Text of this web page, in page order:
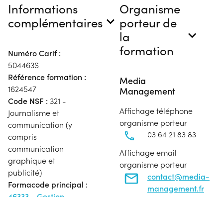
Informations
complémentaires
Numéro Carif :
504463S
Référence formation :
1624547
Code NSF : 321 -
Journalisme et
communication (y
compris
communication
graphique et
publicité)
Formacode principal :
Organisme
porteur de
la
formation
Media
Management
Affichage téléphone
organisme porteur
03 64 21 83 83
Affichage email
organisme porteur
contact@media-
management.fr